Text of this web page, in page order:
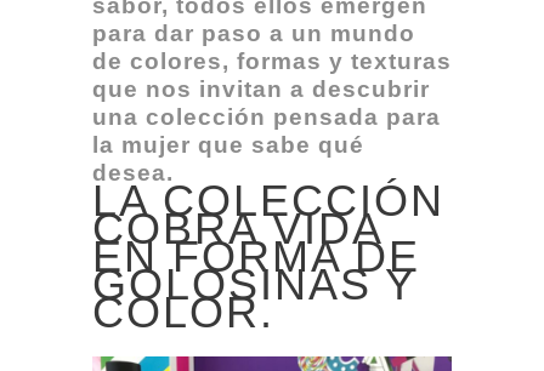
sabor, todos ellos emergen
para dar paso a un mundo
de colores, formas y texturas
que nos invitan a descubrir
una colección pensada para
la mujer que sabe qué
desea.
LA COLECCIÓN
COBRA VIDA
EN FORMA DE
GOLOSINAS Y
COLOR.